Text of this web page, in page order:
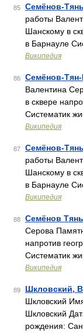
85 Семёнов-
работы
Шанскому в
в Барнауле
Википедия
86 Семёнов-
Валентина
в сквере
Систематик
Википедия
87 Семёнов-
работы
Шанскому в
в Барнауле
Википедия
88 Семёнов
Серова
напротив
Систематик
Википедия
89 Шкловский,
Шкловский
Шкловский
рождения: